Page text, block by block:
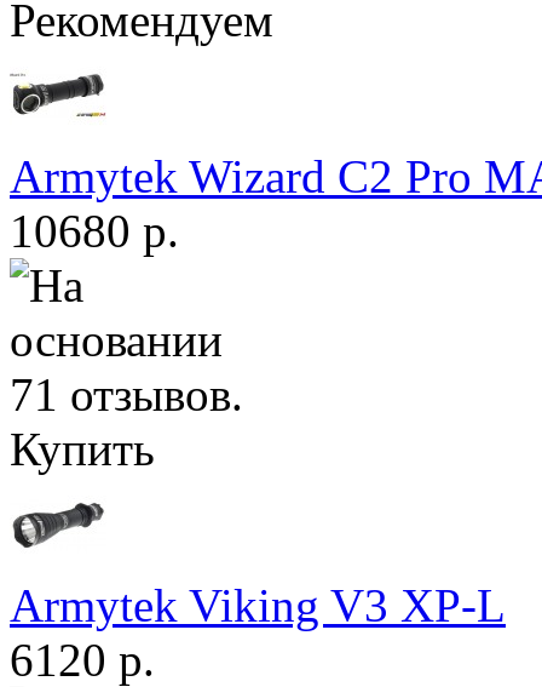
Рекомендуем
Armytek Wizard С2 Pro
10680 р.
Купить
Armytek Viking V3 XP-L
6120 р.